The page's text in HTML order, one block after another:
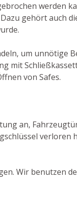
werden
gehört auch
um unnötige
mit
von Safes.
an,
verloren
Wir benutzen